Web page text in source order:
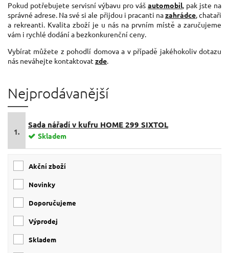
Pokud potřebujete servisní výbavu pro váš automobil, pak jste na
správné adrese. Na své si ale přijdou i pracanti nazahrádce, chataři
a rekreanti. Kvalita zboží je u nás na prvním místě a zaručujeme
vám i rychlé dodání a bezkonkurenční ceny.
Vybírat můžete z pohodlí domova a v případě jakéhokoliv dotazu
nás neváhejte kontaktovat zde.
Nejprodávanější
1.
Sada nářadí v kufru HOME 299 SIXTOL
Skladem
Akční zboží
Novinky
Doporučujeme
Výprodej
skladem